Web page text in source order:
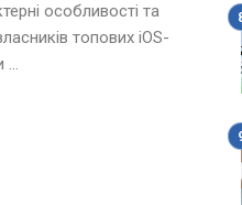
особливості та
топових iOS-
...